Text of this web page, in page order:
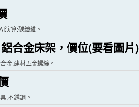
演算:碳纖維。
合金床架，價位(要看圖片)
金,建材五金螺絲。
,不銹鋼。